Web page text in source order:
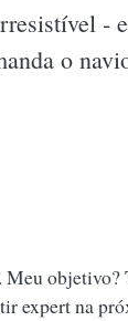
-
o
. Meu objetivo?
expert na